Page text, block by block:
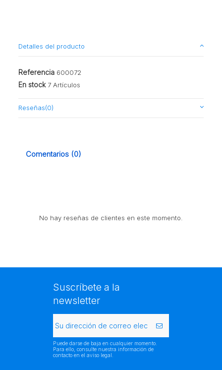
Detalles del producto
Referencia 600072
En stock 7 Artículos
Reseñas(0)
Comentarios (0)
No hay reseñas de clientes en este momento.
Suscríbete a la
newsletter
Puede darse de baja en cualquier momento.
Para ello, consulte nuestra información de
contacto en el aviso legal.